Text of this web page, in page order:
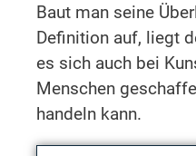
Baut man seine
Definition auf, liegt
es sich auch bei
Menschen
handeln kann.